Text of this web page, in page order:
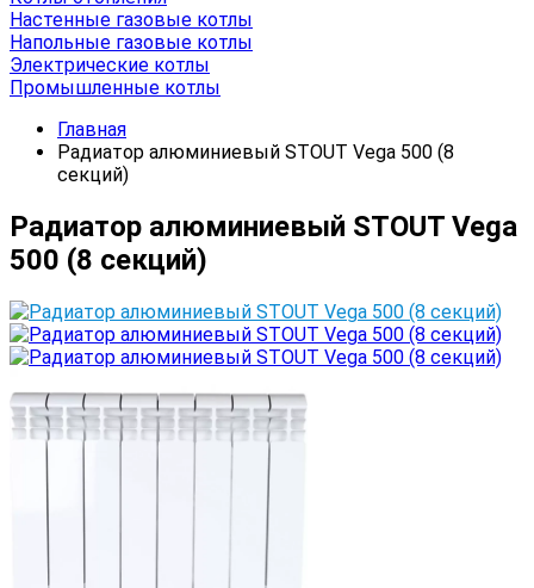
Настенные газовые котлы
Напольные газовые котлы
Электрические котлы
Промышленные котлы
Главная
Радиатор алюминиевый STOUT Vega 500 (8
секций)
Радиатор алюминиевый STOUT Vega
500 (8 секций)